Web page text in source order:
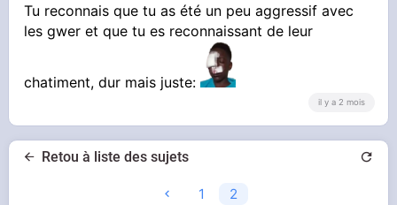
Tu reconnais que tu as été un peu aggressif avec
les gwer et que tu es reconnaissant de leur
chatiment, dur mais juste:
il y a 2 mois
Retou à liste des sujets
1 2